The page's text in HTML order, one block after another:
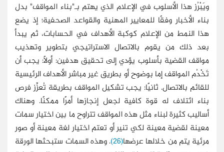
ويَبْرُز هذا الأسلوب في الإعلام الذي يهتم بـ"بناء المواقف" بدل
بناء الأخبار وفقًا للمعايير المهنية والقواعد الصحفية؛ إذ يضع
هذا النمط من الإعلام كوكبة الأهداف في الحسابات، ثم يبدأ
بعد ذلك من يقوم بالاتصال الاستراتيجي بتطوير وتهذيب
مواقف القضية بأسلوب يؤدي إلى تحقيق هدفين: أولًا: يجب أن
تَخْدُم المواقف إما بوضوح أو بطريق غير مباشر الأهداف الرئيسية
للقائم بالاتصال. ثانيًا: يجب تشكيل المواقف بطريقة تُعزِّز فرص
بناء ائتلاف له قوة كافية لجعل إنجازها أمرًا ممكنًا. وهناك
أساليب كثيرة لبناء مثل هذه المواقف تتراوح ما بين اختيار سمات
معينة لقضية معينة لكي تنير أو تعتم اختيار لغة معينة أو صور
مرئية يتم من خلالها عرضها(26)
. وهذه السمات ستبحثها الورقة